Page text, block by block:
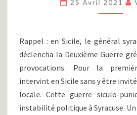
DE
(360-
313
AV.
J-
C)
25 Avril 2021
Rappel : en Sicile, le général
déclencha la Deuxième Guerre
provocations. Pour la
intervint en Sicile sans y être
locale. Cette guerre siculo-
instabilité politique à Syracuse.